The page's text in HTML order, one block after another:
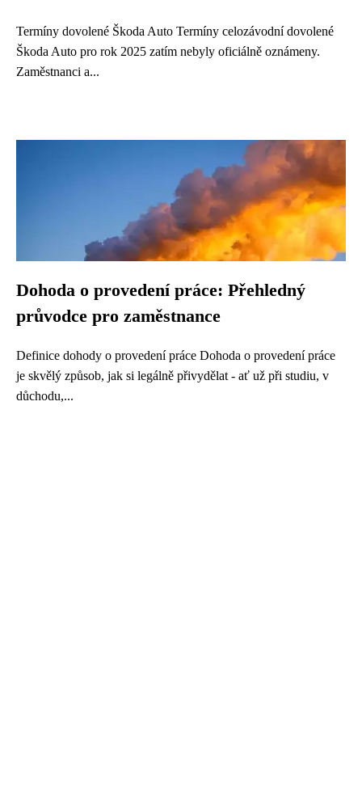
Termíny dovolené Škoda Auto Termíny celozávodní dovolené
Škoda Auto pro rok 2025 zatím nebyly oficiálně oznámeny.
Zaměstnanci a...
Dohoda o provedení práce: Přehledný
průvodce pro zaměstnance
Definice dohody o provedení práce Dohoda o provedení práce
je skvělý způsob, jak si legálně přivydělat - ať už při studiu, v
důchodu,...